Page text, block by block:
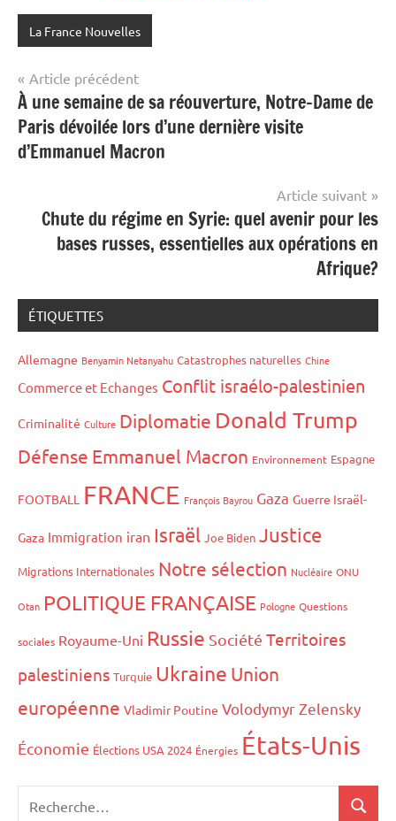
La France Nouvelles
Navigation
de
l’article
Article précédent
À une semaine de sa réouverture, Notre-Dame de
Paris dévoilée lors d’une dernière visite
d’Emmanuel Macron
Article suivant
Chute du régime en Syrie: quel avenir pour les
bases russes, essentielles aux opérations en
Afrique?
ÉTIQUETTES
Allemagne Benyamin Netanyahu Catastrophes naturelles Chine
Commerce et Echanges Conflit israélo-palestinien
Criminalité Culture Diplomatie Donald Trump
Défense Emmanuel Macron Environnement Espagne
FOOTBALL FRANCE François Bayrou Gaza Guerre Israël-
Gaza Immigration iran Israël Joe Biden Justice
Migrations Internationales Notre sélection Nucléaire ONU
Otan POLITIQUE FRANÇAISE Pologne Questions
sociales Royaume-Uni Russie Société Territoires
palestiniens Turquie Ukraine Union
européenne Vladimir Poutine Volodymyr Zelensky
Économie Élections USA 2024 Énergies États-Unis